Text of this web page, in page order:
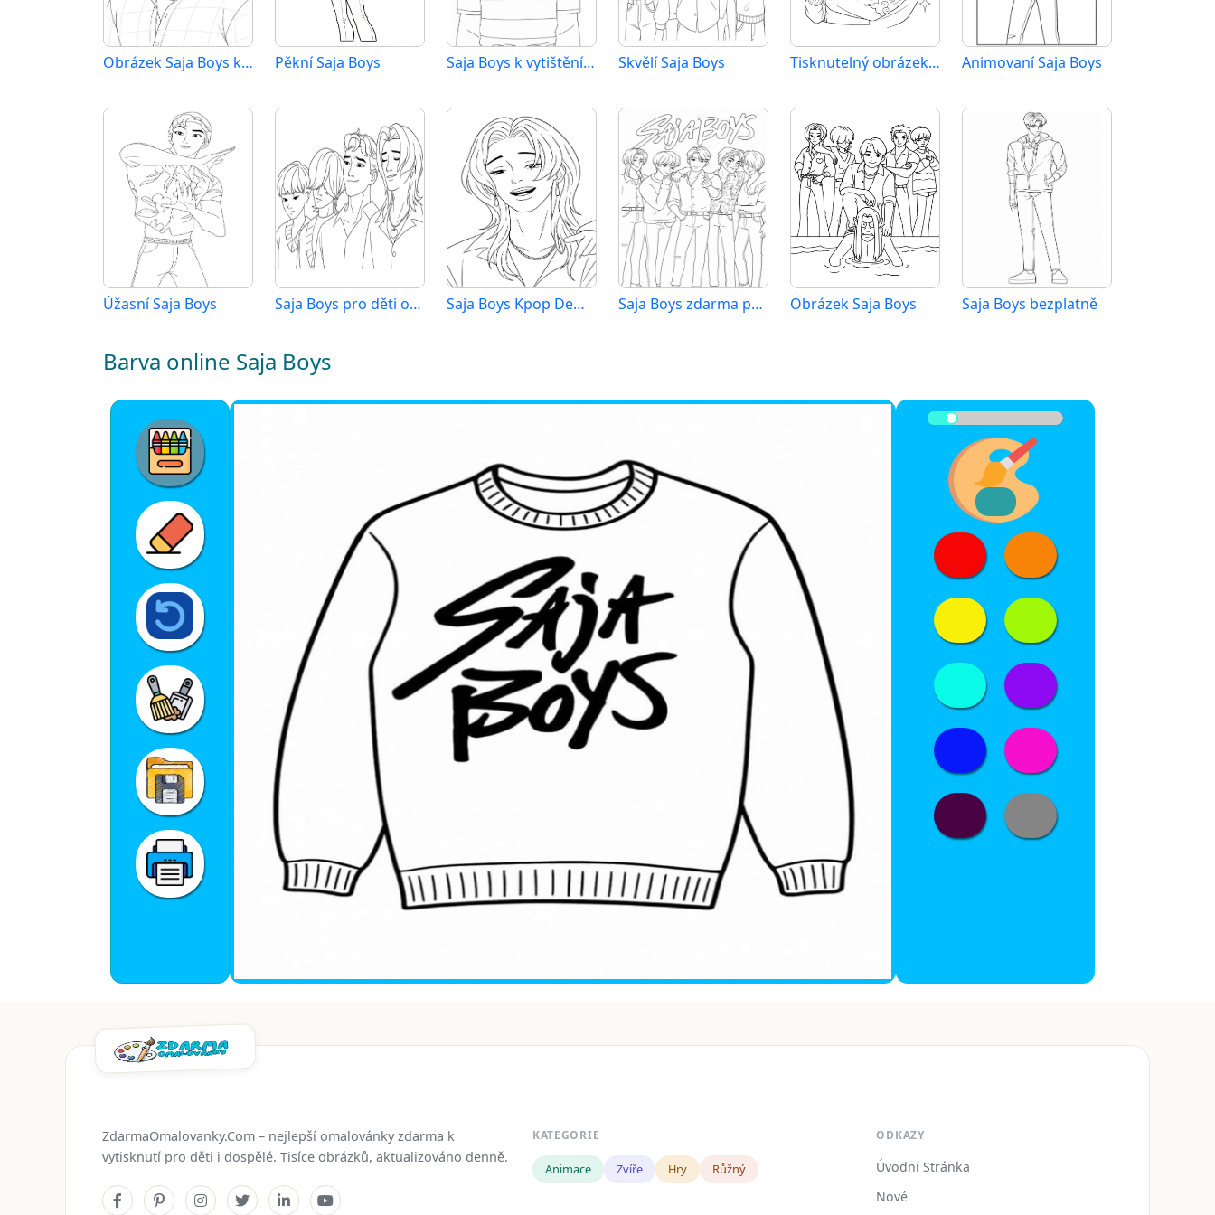
Obrázek Saja Boys k tisku Pěkní Saja Boys Saja Boys k vytištění zdarma Skvělí Saja Boys Tisknutelný obrázek Saja Boys Animovaní Saja Boys
Úžasní Saja Boys Saja Boys pro děti od 1 roku Saja Boys Kpop Demon Hunters Saja Boys zdarma pro děti Obrázek Saja Boys Saja Boys bezplatně
Barva online Saja Boys
ZdarmaOmalovanky.Com – nejlepší omalovánky zdarma k
vytisknutí pro děti i dospělé. Tisíce obrázků, aktualizováno denně.
KATEGORIE
Animace Zvíře Hry Růžný
ODKAZY
Úvodní Stránka
Nové